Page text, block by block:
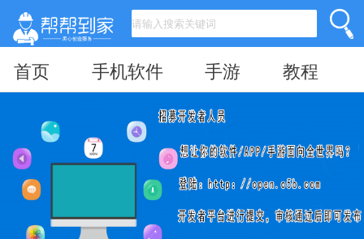
首页 手机软件 手游 教程